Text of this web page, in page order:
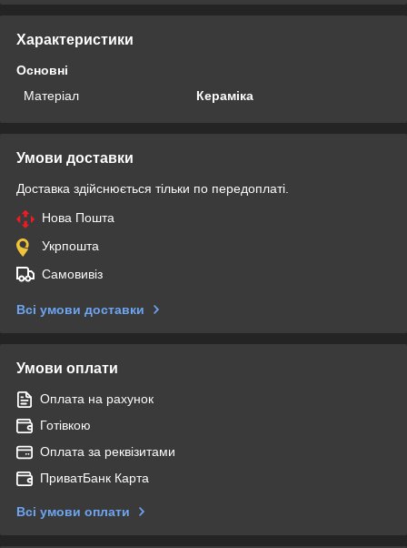
Характеристики
Основні
Матеріал
Кераміка
Умови доставки
Доставка здійснюється тільки по передоплаті.
Нова Пошта
Укрпошта
Самовивіз
Всі умови доставки
Умови оплати
Оплата на рахунок
Готівкою
Оплата за реквізитами
ПриватБанк Карта
Всі умови оплати